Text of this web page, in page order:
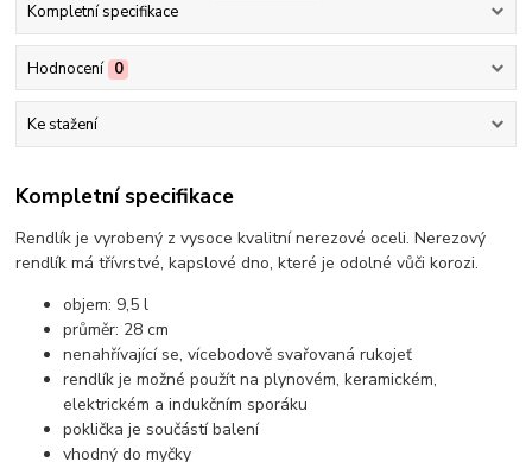
Kompletní specifikace
Hodnocení 0
Ke stažení
Kompletní specifikace
Rendlík je vyrobený z vysoce kvalitní nerezové oceli. Nerezový
rendlík má třívrstvé, kapslové dno, které je odolné vůči korozi.
objem: 9,5 l
průměr: 28 cm
nenahřívající se, vícebodově svařovaná rukojeť
rendlík je možné použít na plynovém, keramickém,
elektrickém a indukčním sporáku
poklička je součástí balení
vhodný do myčky